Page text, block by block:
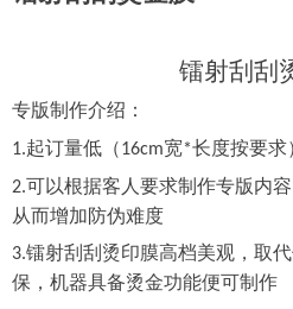
镭射刮刮
专版制作介绍：
1.起订量低 （16cm宽*长度按要求
2.可以根据客人要求制作专版内容
从而增加防伪难度
3.镭射刮刮烫印膜高档美观，取
保，机器具备烫金功能便可制作